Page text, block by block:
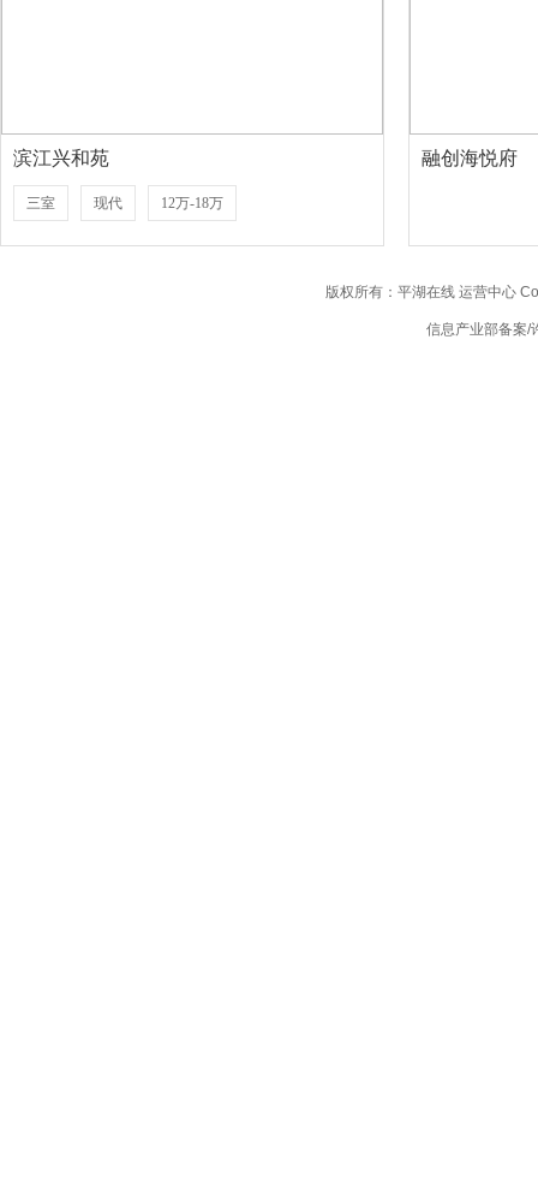
滨江兴和苑
三室 现代 12万-18万
融创海悦府
版权所有：平湖在线 运营中心
信息产业部备案/